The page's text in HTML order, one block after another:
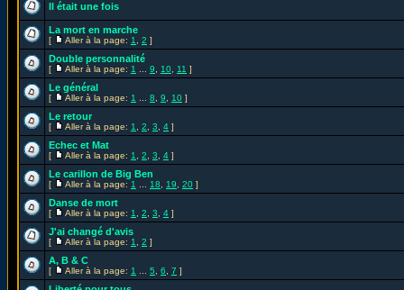
Il était une fois
La mort en marche
[ Aller à la page: 1 2 ]
Double personnalité
[ Aller à la page: 1 9 10 11 ]
Le général
[ Aller à la page: 1 8 9 10 ]
Le retour
[ Aller à la page: 1 2 3 4 ]
Echec et Mat
[ Aller à la page: 1 2 3 4 ]
Le carillon de Big Ben
[ Aller à la page: 1 18 19 20 ]
Danse de mort
[ Aller à la page: 1 2 3 4 ]
J'ai changé d'avis
[ Aller à la page: 1 2 ]
A, B & C
[ Aller à la page: 1 5 6 7 ]